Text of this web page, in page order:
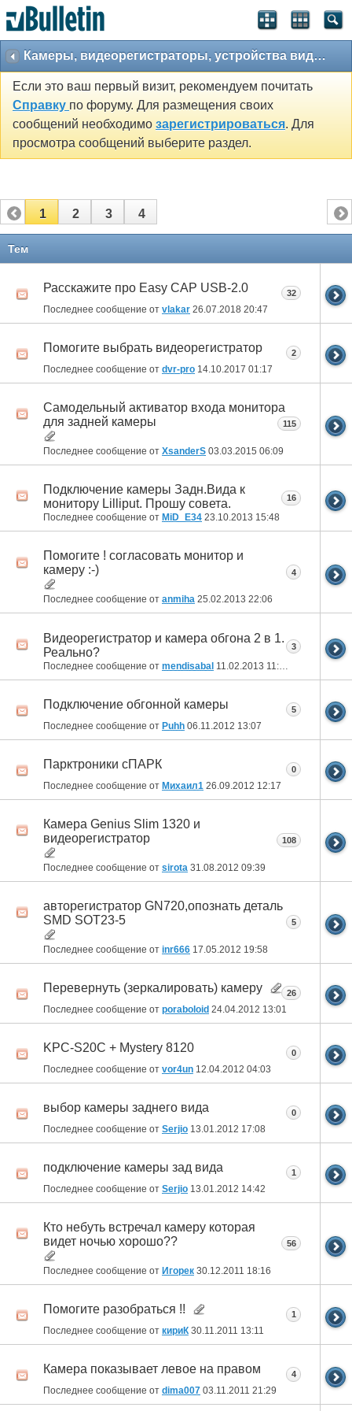
Камеры, видеорегистраторы, устройства видеозахвата и парктроники.
Если это ваш первый визит, рекомендуем почитать
Справку по форуму. Для размещения своих
сообщений необходимо зарегистрироваться. Для
просмотра сообщений выберите раздел.
1 2 3 4
Тем
Расскажите про Easy CAP USB-2.0
Последнее сообщение от vlakar 26.07.2018 20:47
32
Помогите выбрать видеорегистратор
Последнее сообщение от dvr-pro 14.10.2017 01:17
2
Самодельный активатор входа монитора
для задней камеры
Последнее сообщение от XsanderS 03.03.2015 06:09
115
Подключение камеры Задн.Вида к
монитору Lilliput. Прошу совета.
Последнее сообщение от MiD_E34 23.10.2013 15:48
16
Помогите ! согласовать монитор и
камеру :-)
Последнее сообщение от anmiha 25.02.2013 22:06
4
Видеорегистратор и камера обгона 2 в 1.
Реально?
Последнее сообщение от mendisabal 11.02.2013 11:36
3
Подключение обгонной камеры
Последнее сообщение от Puhh 06.11.2012 13:07
5
Парктроники сПАРК
Последнее сообщение от Михаил1 26.09.2012 12:17
0
Камера Genius Slim 1320 и
видеорегистратор
Последнее сообщение от sirota 31.08.2012 09:39
108
авторегистратор GN720,опознать деталь
SMD SOT23-5
Последнее сообщение от inr666 17.05.2012 19:58
5
Перевернуть (зеркалировать) камеру
Последнее сообщение от poraboloid 24.04.2012 13:01
26
KPC-S20C + Mystery 8120
Последнее сообщение от vor4un 12.04.2012 04:03
0
выбор камеры заднего вида
Последнее сообщение от Serjio 13.01.2012 17:08
0
подключение камеры зад вида
Последнее сообщение от Serjio 13.01.2012 14:42
1
Кто небуть встречал камеру которая
видет ночью хорошо??
Последнее сообщение от Игорек 30.12.2011 18:16
56
Помогите разобраться !!
Последнее сообщение от кириК 30.11.2011 13:11
1
Камера показывает левое на правом
Последнее сообщение от dima007 03.11.2011 21:29
4